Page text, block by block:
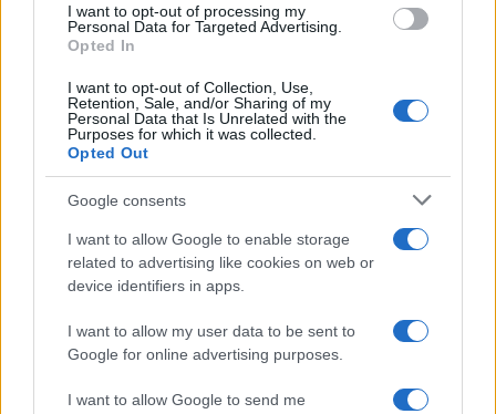
I want to opt-out of processing my
Personal Data for Targeted Advertising.
Opted In
I want to opt-out of Collection, Use,
Retention, Sale, and/or Sharing of my
Personal Data that Is Unrelated with the
Purposes for which it was collected.
Opted Out
Google consents
I want to allow Google to enable storage
related to advertising like cookies on web or
device identifiers in apps.
I want to allow my user data to be sent to
Google for online advertising purposes.
I want to allow Google to send me
quelle legate al rinnovo. Ma la libertà contrattuale
del tifoso — decidere se andare o meno alla
partita — non dovrebbe essere sacrificata
sull’altare di un problema che riguarda una
minoranza di speculatori.
Ivan Mazzoletti, 6 agosto 2026